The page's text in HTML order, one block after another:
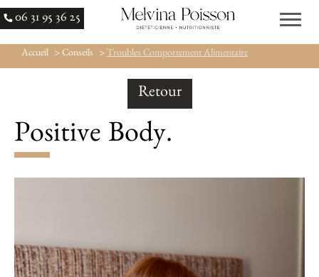
06 31 95 36 25
Accueil > Conseils > Troubles Comportement Alimentaire
Retour
Positive Body.